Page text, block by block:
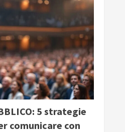
5 strategie
comunicare con